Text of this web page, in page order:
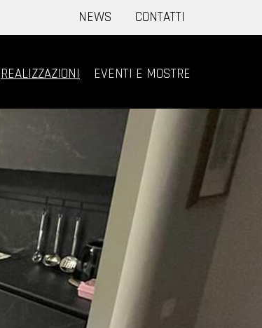
NEWS CONTATTI
REALIZZAZIONI EVENTI E MOSTRE